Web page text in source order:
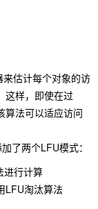
估计每个对象的访
这样，即使在过
算法可以适应访问
了两个LFU模式：
进行计算
LFU淘汰算法